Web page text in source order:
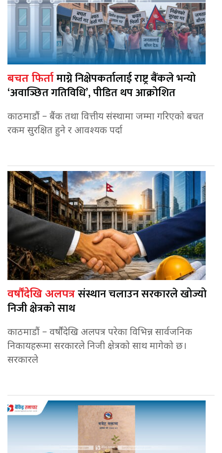
बचत फिर्ता माग्ने निक्षेपकर्तालाई राष्ट्र बैंकले भन्यो
‘अवाञ्छित गतिविधि’, पीडित थप आक्रोशित
काठमाडौं – बैंक तथा वित्तीय संस्थामा जम्मा गरिएको बचत
रकम सुरक्षित हुने र आवश्यक पर्दा
वर्षौंदेखि अलपत्रसंस्थान चलाउन सरकारले खोज्यो
निजी क्षेत्रको साथ
काठमाडौं – वर्षौंदेखि अलपत्र परेका विभिन्न सार्वजनिक
निकायहरूमा सरकारले निजी क्षेत्रको साथ मागेको छ।
सरकारले